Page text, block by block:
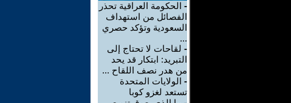
- الحكومة العراقية تحذر
الفصائل من استهداف
السعودية وتؤكد حصري
...
- لقاحات لا تحتاج إلى
التبريد: ابتكار قد يحد
من هدر نصف اللقاح ...
- الولايات المتحدة
تستعد لغزو كوبا